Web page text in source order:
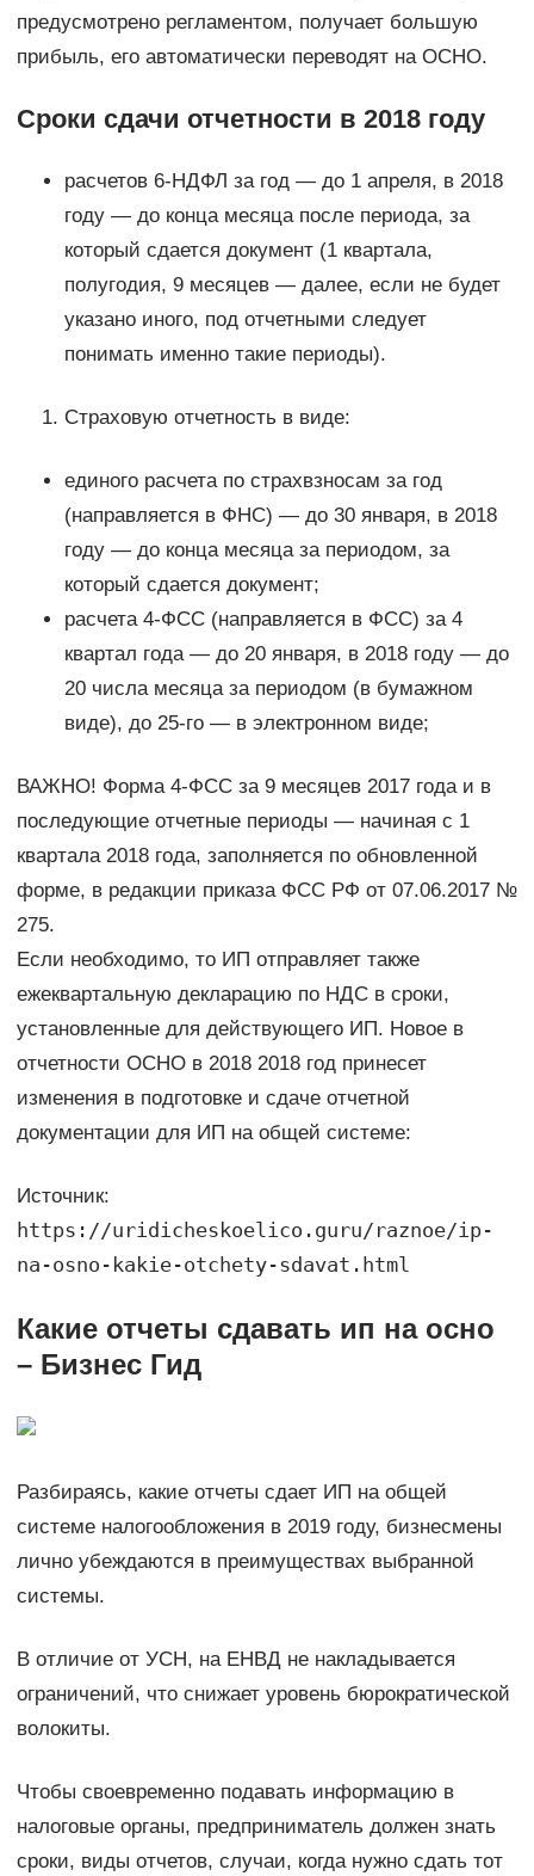
предусмотрено регламентом, получает большую
прибыль, его автоматически переводят на ОСНО.
Сроки сдачи отчетности в 2018 году
расчетов 6-НДФЛ за год — до 1 апреля, в 2018
году — до конца месяца после периода, за
который сдается документ (1 квартала,
полугодия, 9 месяцев — далее, если не будет
указано иного, под отчетными следует
понимать именно такие периоды).
Страховую отчетность в виде:
единого расчета по страхвзносам за год
(направляется в ФНС) — до 30 января, в 2018
году — до конца месяца за периодом, за
который сдается документ;
расчета 4-ФСС (направляется в ФСС) за 4
квартал года — до 20 января, в 2018 году — до
20 числа месяца за периодом (в бумажном
виде), до 25-го — в электронном виде;
ВАЖНО! Форма 4-ФСС за 9 месяцев 2017 года и в
последующие отчетные периоды — начиная с 1
квартала 2018 года, заполняется по обновленной
форме, в редакции приказа ФСС РФ от 07.06.2017 №
275.
Если необходимо, то ИП отправляет также
ежеквартальную декларацию по НДС в сроки,
установленные для действующего ИП. Новое в
отчетности ОСНО в 2018 2018 год принесет
изменения в подготовке и сдаче отчетной
документации для ИП на общей системе:
Источник:
https://uridicheskoelico.guru/raznoe/ip-
na-osno-kakie-otchety-sdavat.html
Какие отчеты сдавать ип на осно
– Бизнес Гид
Разбираясь, какие отчеты сдает ИП на общей
системе налогообложения в 2019 году, бизнесмены
лично убеждаются в преимуществах выбранной
системы.
В отличие от УСН, на ЕНВД не накладывается
ограничений, что снижает уровень бюрократической
волокиты.
Чтобы своевременно подавать информацию в
налоговые органы, предприниматель должен знать
сроки, виды отчетов, случаи, когда нужно сдать тот